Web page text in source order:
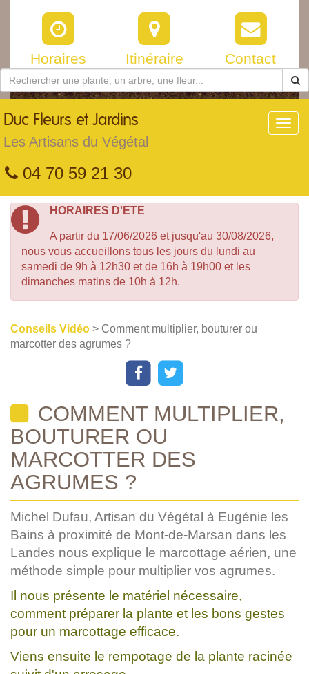
Horaires Itinéraire Contact
Duc Fleurs et Jardins
Les Artisans du Végétal
04 70 59 21 30
HORAIRES D'ETE
A partir du 17/06/2026 et jusqu'au 30/08/2026,
nous vous accueillons tous les jours du lundi au
samedi de 9h à 12h30 et de 16h à 19h00 et les
dimanches matins de 10h à 12h.
Conseils Vidéo > Comment multiplier, bouturer ou
marcotter des agrumes ?
COMMENT MULTIPLIER,
BOUTURER OU
MARCOTTER DES
AGRUMES ?
Michel Dufau, Artisan du Végétal à Eugénie les
Bains à proximité de Mont-de-Marsan dans les
Landes nous explique le marcottage aérien, une
méthode simple pour multiplier vos agrumes.
Il nous présente le matériel nécessaire,
comment préparer la plante et les bons gestes
pour un marcottage efficace.
Viens ensuite le rempotage de la plante racinée